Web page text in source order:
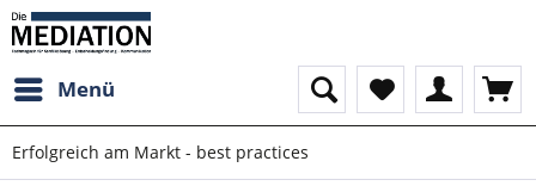
Menü
Erfolgreich am Markt - best practices